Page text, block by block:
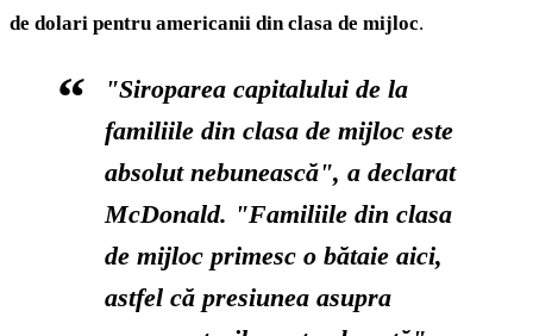
de dolari pentru americanii din clasa de mijloc.
"Siroparea capitalului de la
familiile din clasa de mijloc este
absolut nebunească", a declarat
McDonald. "Familiile din clasa
de mijloc primesc o bătaie aici,
astfel că presiunea asupra